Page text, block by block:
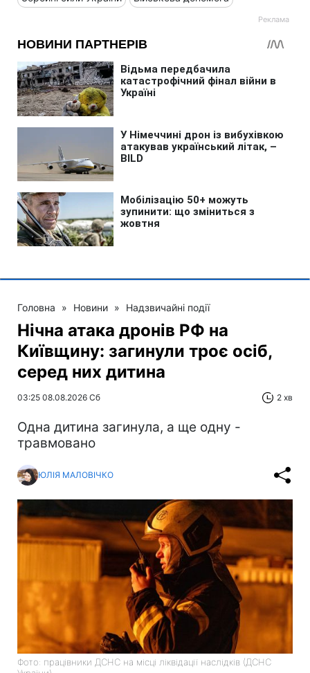
Головна » Новини » Надзвичайні події
Нічна атака дронів РФ на
Київщину: загинули троє осіб,
серед них дитина
03:25 08.08.2026 Сб 2 хв
Одна дитина загинула, а ще одну -
травмовано
ЮЛІЯ МАЛОВІЧКО
Фото: працівники ДСНС на місці ліквідації наслідків (ДСНС